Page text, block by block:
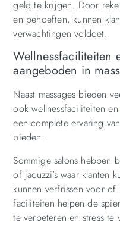
geld te krijgen. Door
en behoeften, kunnen
verwachtingen voldoet.
Wellnessfaciliteiten
aangeboden in
Naast massages bieden
ook wellnessfaciliteiten
een complete ervaring
bieden.
Sommige salons hebben
of jacuzzi’s waar klanten
kunnen verfrissen voor of
faciliteiten helpen de
te verbeteren en stress te